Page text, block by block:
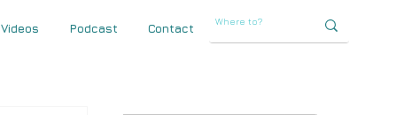
Videos Podcast Contact